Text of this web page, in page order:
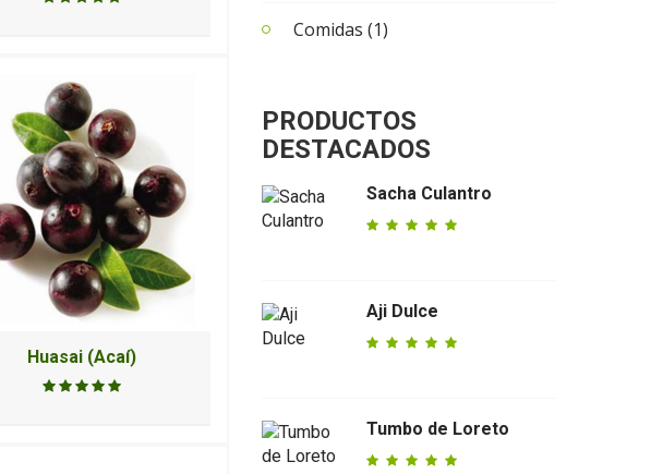
Huasai (Acaí)
Comidas (1)
PRODUCTOS
DESTACADOS
Sacha Culantro
Aji Dulce
Tumbo de Loreto